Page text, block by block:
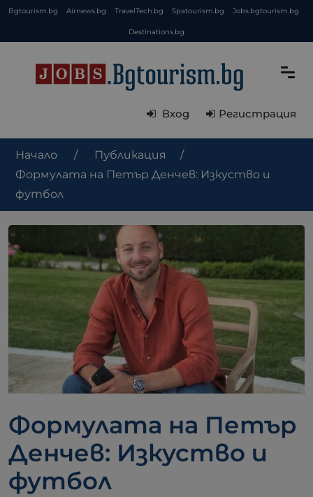
Bgtourism.bg Airnews.bg TravelTech.bg Spatourism.bg Jobs.bgtourism.bg
Destinations.bg
Вход Регистрация
Начало
Публикация
Формулата на Петър Денчев: Изкуство и
футбол
Формулата на Петър
Денчев: Изкуство и
футбол